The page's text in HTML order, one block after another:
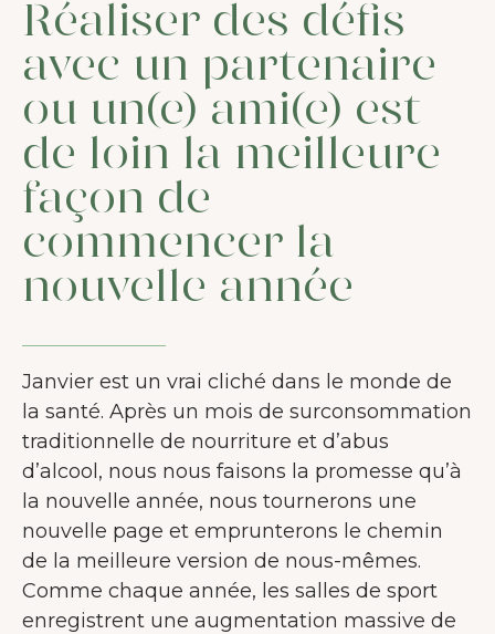
Réaliser des défis
avec un partenaire
ou un(e) ami(e) est
de loin la meilleure
façon de
commencer la
nouvelle année
Janvier est un vrai cliché dans le monde de
la santé. Après un mois de surconsommation
traditionnelle de nourriture et d’abus
d’alcool, nous nous faisons la promesse qu’à
la nouvelle année, nous tournerons une
nouvelle page et emprunterons le chemin
de la meilleure version de nous-mêmes.
Comme chaque année, les salles de sport
enregistrent une augmentation massive de